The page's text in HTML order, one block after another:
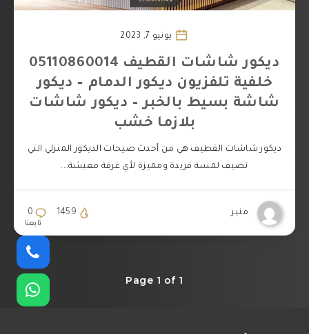
يونيو 7, 2023
ديكور شاشات القطيف 05110860014
خلفية تلفزيون ديكور الدمام – ديكور
شاشة بسيط بالخبر – ديكور شاشات
بلازما خشب
ديكور شاشات القطيف هي من أحدث صيحات الديكور المنزلي التي
تضيف لمسة فريدة ومميزة لأي غرفة معيشة….
منير 0 1459
Page 1 of 1
تابعنا